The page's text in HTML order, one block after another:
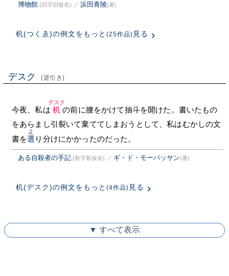
博物館 (旧字旧仮名) ／ 浜田青陵(著)
机(つくゑ)の例文をもっと (25作品) 見る
デスク (逆引き)
今夜、私は 机
デスク
の前に腰をかけて抽斗を開けた。書いたもの
をあらまし引裂いて棄ててしまおうとして、私はむかしの文
書を選
よ
り分けにかかったのだった。
ある自殺者の手記 (新字新仮名) ／ ギ・ド・モーパッサン(著)
机(デスク)の例文をもっと (4作品) 見る
▼ すべて表示